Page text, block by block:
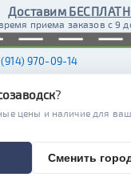
Доставим
приема заказов с 9
970-09-14
?
цены и наличие для
Сменить